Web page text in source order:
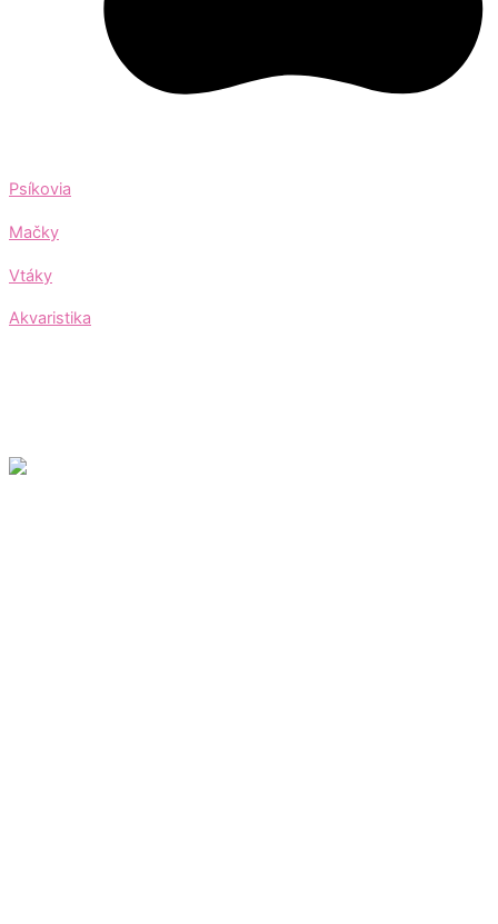
Psíkovia
Mačky
Vtáky
Akvaristika